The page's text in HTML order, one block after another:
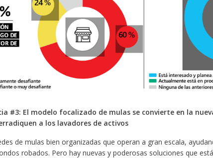
#3: El modelo focalizado de mulas se convierte en la
a los lavadores de activos
de mulas bien organizadas que operan a gran escala,
robados. Pero hay nuevas y poderosas soluciones que